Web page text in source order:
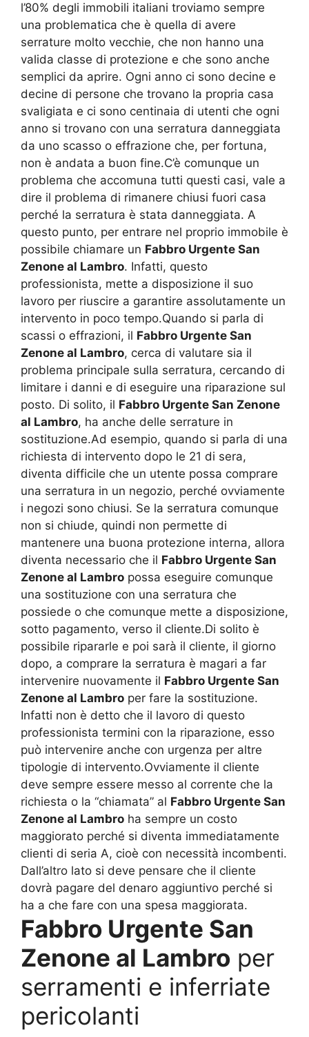
l’80% degli immobili italiani troviamo sempre
una problematica che è quella di avere
serrature molto vecchie, che non hanno una
valida classe di protezione e che sono anche
semplici da aprire. Ogni anno ci sono decine e
decine di persone che trovano la propria casa
svaligiata e ci sono centinaia di utenti che ogni
anno si trovano con una serratura danneggiata
da uno scasso o effrazione che, per fortuna,
non è andata a buon fine.C’è comunque un
problema che accomuna tutti questi casi, vale a
dire il problema di rimanere chiusi fuori casa
perché la serratura è stata danneggiata. A
questo punto, per entrare nel proprio immobile è
possibile chiamare un Fabbro Urgente San
Zenone al Lambro. Infatti, questo
professionista, mette a disposizione il suo
lavoro per riuscire a garantire assolutamente un
intervento in poco tempo.Quando si parla di
scassi o effrazioni, il Fabbro Urgente San
Zenone al Lambro, cerca di valutare sia il
problema principale sulla serratura, cercando di
limitare i danni e di eseguire una riparazione sul
posto. Di solito, il Fabbro Urgente San Zenone
al Lambro, ha anche delle serrature in
sostituzione.Ad esempio, quando si parla di una
richiesta di intervento dopo le 21 di sera,
diventa difficile che un utente possa comprare
una serratura in un negozio, perché ovviamente
i negozi sono chiusi. Se la serratura comunque
non si chiude, quindi non permette di
mantenere una buona protezione interna, allora
diventa necessario che il Fabbro Urgente San
Zenone al Lambro possa eseguire comunque
una sostituzione con una serratura che
possiede o che comunque mette a disposizione,
sotto pagamento, verso il cliente.Di solito è
possibile ripararle e poi sarà il cliente, il giorno
dopo, a comprare la serratura è magari a far
intervenire nuovamente il Fabbro Urgente San
Zenone al Lambro per fare la sostituzione.
Infatti non è detto che il lavoro di questo
professionista termini con la riparazione, esso
può intervenire anche con urgenza per altre
tipologie di intervento.Ovviamente il cliente
deve sempre essere messo al corrente che la
richiesta o la “chiamata” al Fabbro Urgente San
Zenone al Lambro ha sempre un costo
maggiorato perché si diventa immediatamente
clienti di seria A, cioè con necessità incombenti.
Dall’altro lato si deve pensare che il cliente
dovrà pagare del denaro aggiuntivo perché si
ha a che fare con una spesa maggiorata.
Fabbro Urgente San
Zenone al Lambro per
serramenti e inferriate
pericolanti